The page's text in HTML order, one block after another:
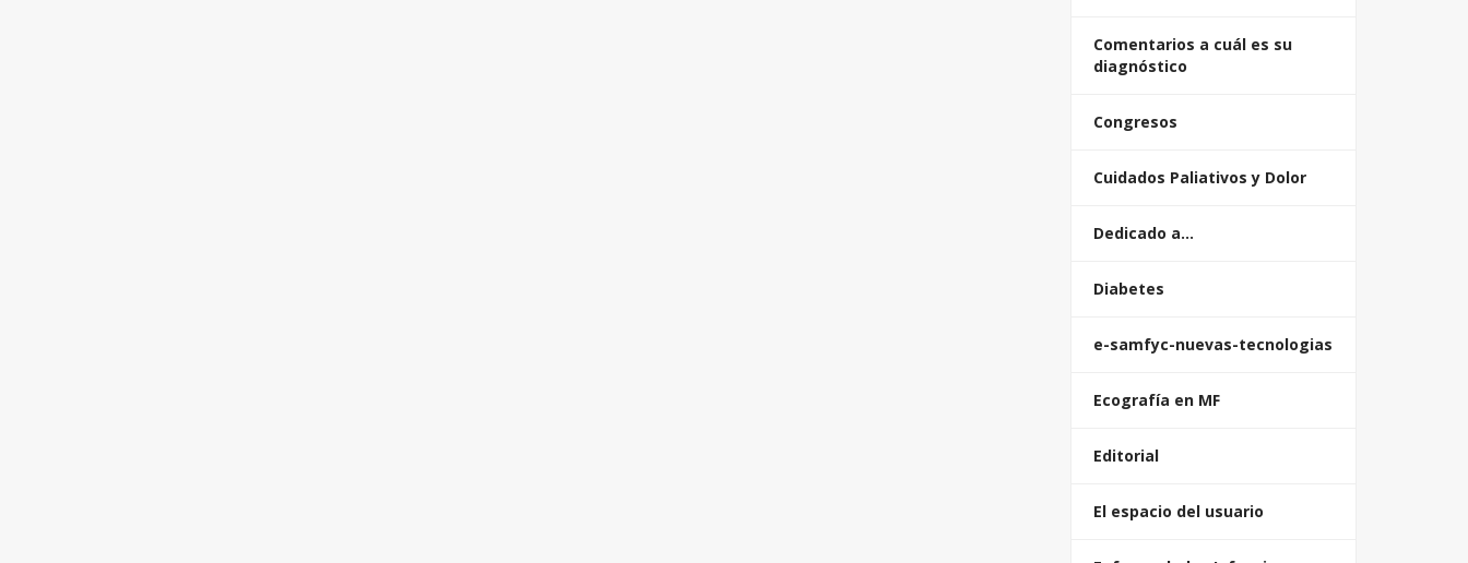
Comentarios a cuál es su
diagnóstico
Congresos
Cuidados Paliativos y Dolor
Dedicado a…
Diabetes
e-samfyc-nuevas-tecnologias
Ecografía en MF
Editorial
El espacio del usuario